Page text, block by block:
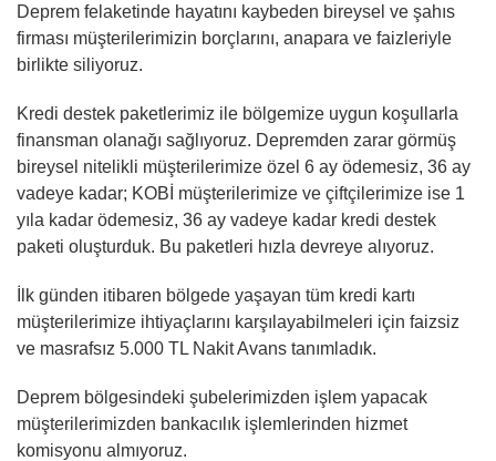
Deprem felaketinde hayatını kaybeden bireysel ve şahıs
firması müşterilerimizin borçlarını, anapara ve faizleriyle
birlikte siliyoruz.
Kredi destek paketlerimiz ile bölgemize uygun koşullarla
finansman olanağı sağlıyoruz. Depremden zarar görmüş
bireysel nitelikli müşterilerimize özel 6 ay ödemesiz, 36 ay
vadeye kadar; KOBİ müşterilerimize ve çiftçilerimize ise 1
yıla kadar ödemesiz, 36 ay vadeye kadar kredi destek
paketi oluşturduk. Bu paketleri hızla devreye alıyoruz.
İlk günden itibaren bölgede yaşayan tüm kredi kartı
müşterilerimize ihtiyaçlarını karşılayabilmeleri için faizsiz
ve masrafsız 5.000 TL Nakit Avans tanımladık.
Deprem bölgesindeki şubelerimizden işlem yapacak
müşterilerimizden bankacılık işlemlerinden hizmet
komisyonu almıyoruz.